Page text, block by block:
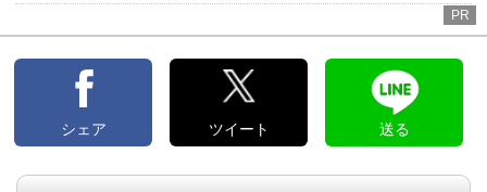
PR
シェア ツイート 送る